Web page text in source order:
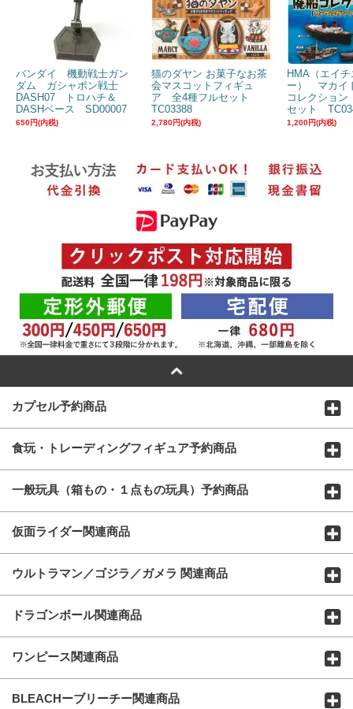
バンダイ 機動戦士ガン
ダム ガシャポン戦士
DASH07 トロハチ＆
DASHベース SD00007
650円(内税)
猫のダヤン お菓子なお茶
会マスコットフィギュ
ア 全4種フルセット
TC03388
2,780円(内税)
HMA（エイ
ー） マカイ
コレクショ
セット
1,200円(内税)
カプセル予約商品
食玩・トレーディングフィギュア予約商品
一般玩具（箱もの・１点もの玩具）予約商品
仮面ライダー関連商品
ウルトラマン／ゴジラ／ガメラ 関連商品
ドラゴンボール関連商品
ワンピース関連商品
BLEACHーブリーチー関連商品